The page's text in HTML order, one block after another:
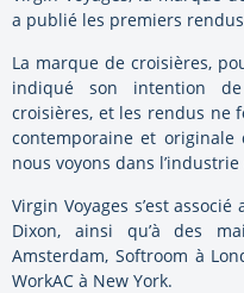
a publié les premiers
La marque de croisières,
indiqué son intention
croisières, et les rendus ne
contemporaine et
nous voyons dans
Virgin Voyages s’est
Dixon, ainsi qu’à des
Amsterdam, Softroom à
WorkAC à New York.